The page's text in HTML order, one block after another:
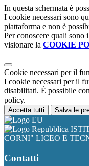
In questa schermata è
I cookie necessari sono
piattaforma e non è
Per conoscere quali sono
visionare la COOKIE
Cookie necessari per il
I cookie necessari per il
disabilitati. È possibile
policy.
Accetta tutti Salva le
CORNI" LICEO E
Contatti